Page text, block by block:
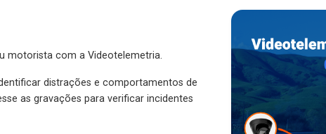
motorista com a Videotelemetria.
distrações e comportamentos de
as gravações para verificar incidentes